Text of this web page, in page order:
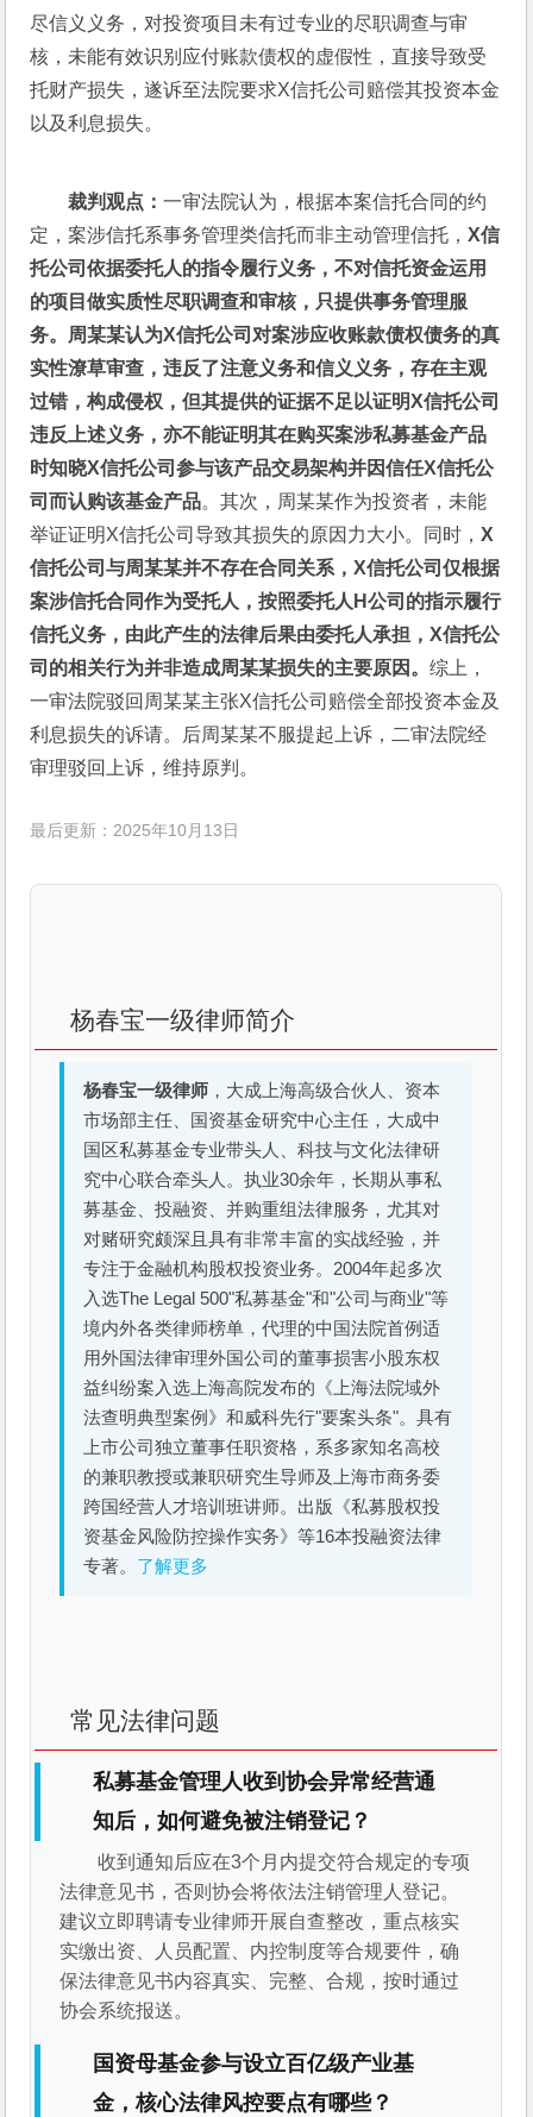
尽信义义务，对投资项目未有过专业的尽职调查与审
核，未能有效识别应付账款债权的虚假性，直接导致受
托财产损失，遂诉至法院要求X信托公司赔偿其投资本金
以及利息损失。
裁判观点：一审法院认为，根据本案信托合同的约
定，案涉信托系事务管理类信托而非主动管理信托，X信
托公司依据委托人的指令履行义务，不对信托资金运用
的项目做实质性尽职调查和审核，只提供事务管理服
务。周某某认为X信托公司对案涉应收账款债权债务的真
实性潦草审查，违反了注意义务和信义义务，存在主观
过错，构成侵权，但其提供的证据不足以证明X信托公司
违反上述义务，亦不能证明其在购买案涉私募基金产品
时知晓X信托公司参与该产品交易架构并因信任X信托公
司而认购该基金产品。其次，周某某作为投资者，未能
举证证明X信托公司导致其损失的原因力大小。同时，X
信托公司与周某某并不存在合同关系，X信托公司仅根据
案涉信托合同作为受托人，按照委托人H公司的指示履行
信托义务，由此产生的法律后果由委托人承担，X信托公
司的相关行为并非造成周某某损失的主要原因。综上，
一审法院驳回周某某主张X信托公司赔偿全部投资本金及
利息损失的诉请。后周某某不服提起上诉，二审法院经
审理驳回上诉，维持原判。
最后更新：2025年10月13日
杨春宝一级律师简介
杨春宝一级律师 ，大成上海高级合伙人、资本
市场部主任、国资基金研究中心主任，大成中
国区私募基金专业带头人、科技与文化法律研
究中心联合牵头人。执业30余年，长期从事私
募基金、投融资、并购重组法律服务，尤其对
对赌研究颇深且具有非常丰富的实战经验，并
专注于金融机构股权投资业务。2004年起多次
入选The Legal 500"私募基金"和"公司与商业"等
境内外各类律师榜单，代理的中国法院首例适
用外国法律审理外国公司的董事损害小股东权
益纠纷案入选上海高院发布的《上海法院域外
法查明典型案例》和威科先行"要案头条"。具有
上市公司独立董事任职资格，系多家知名高校
的兼职教授或兼职研究生导师及上海市商务委
跨国经营人才培训班讲师。出版《私募股权投
资基金风险防控操作实务》等16本投融资法律
专著。 了解更多
常见法律问题
私募基金管理人收到协会异常经营通
知后，如何避免被注销登记？
收到通知后应在3个月内提交符合规定的专项
法律意见书，否则协会将依法注销管理人登记。
建议立即聘请专业律师开展自查整改，重点核实
实缴出资、人员配置、内控制度等合规要件，确
保法律意见书内容真实、完整、合规，按时通过
协会系统报送。
国资母基金参与设立百亿级产业基
金，核心法律风控要点有哪些？